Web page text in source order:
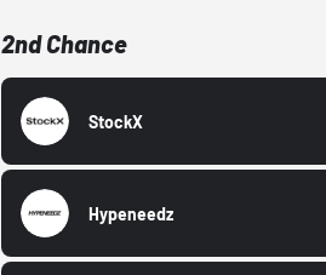
2nd Chance
StockX
Hypeneedz